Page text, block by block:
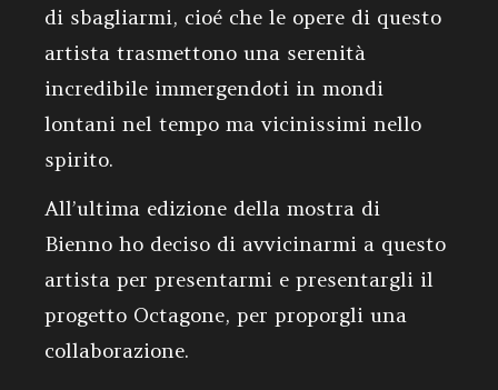
di sbagliarmi, cioé che le opere di questo
artista trasmettono una serenità
incredibile immergendoti in mondi
lontani nel tempo ma vicinissimi nello
spirito.
All’ultima edizione della mostra di
Bienno ho deciso di avvicinarmi a questo
artista per presentarmi e presentargli il
progetto Octagone, per proporgli una
collaborazione.